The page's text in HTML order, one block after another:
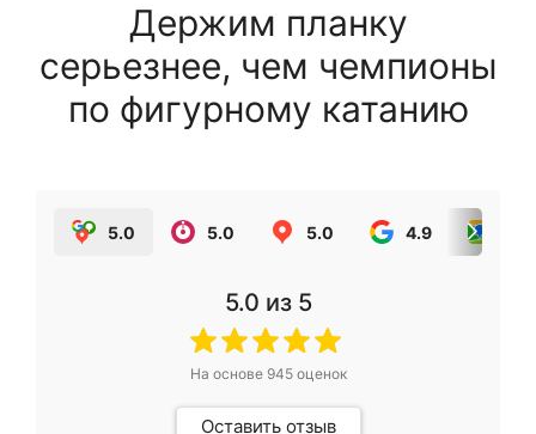
Держим планку
серьезнее, чем чемпионы
по фигурному катанию
5.0 5.0 5.0 4.9
5.0 из 5
На основе 945оценок
Оставить отзыв